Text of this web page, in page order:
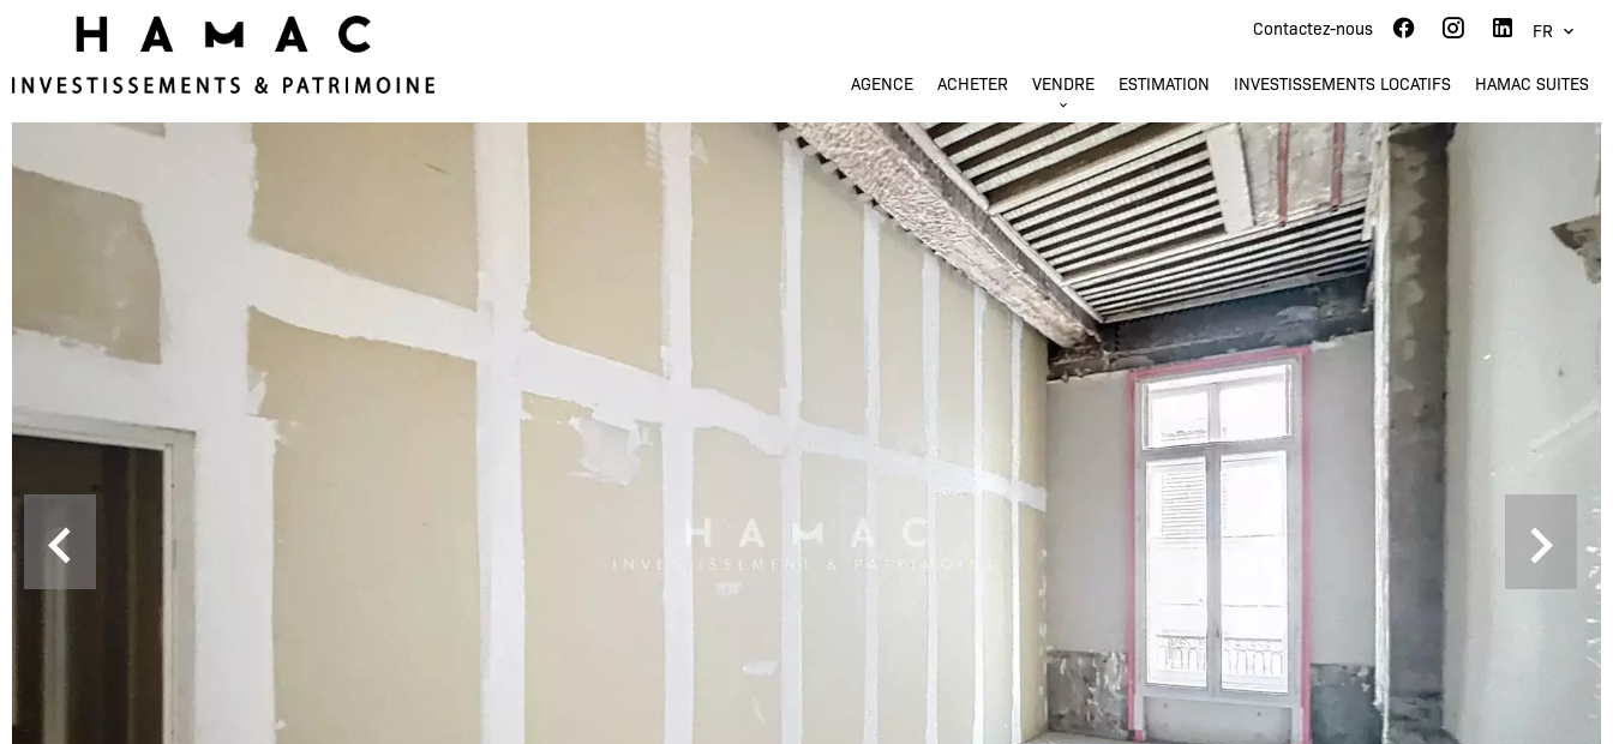
Contactez-nous FR
AGENCE ACHETER VENDRE ESTIMATION INVESTISSEMENTS LOCATIFS HAMAC SUITES